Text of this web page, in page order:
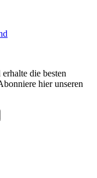
die besten
hier unseren